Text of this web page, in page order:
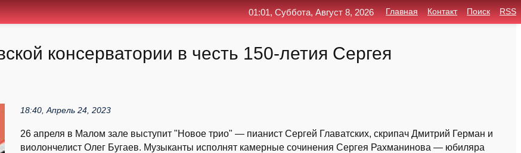
консерватории в честь 150-летия Сергея
18:40, Апрель 24, 2023
26 апреля в Малом зале выступит "Новое трио" — пианист Сергей Главатских, скрипач Дмитрий Герман и
виолончелист Олег Бугаев. Музыканты исполнят камерные сочинения Сергея Рахманинова — юбиляра
01:01, Суббота, Август 8, 2026 Главная Контакт Поиск RSS